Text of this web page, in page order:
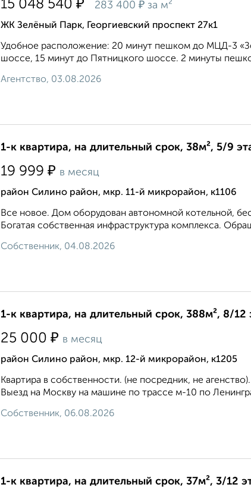
15 048 540 ₽ 283 400 ₽ за м²
ЖК Зелёный Парк, Георгиевский проспект 27к1
Удобное расположение: 20 минут пешком до МЦД-3
шоссе, 15 минут до Пятницкого шоссе. 2 минуты
Агентство, 03.08.2026
1-к квартира, на длительный срок, 38м², 5/9
19 999 ₽ в месяц
район Силино район, мкр. 11-й микрорайон, к1106
Все новое. Дом оборудован автономной котельной,
Богатая собственная инфраструктура комплекса.
Собственник, 04.08.2026
1-к квартира, на длительный срок, 388м², 8/12
25 000 ₽ в месяц
район Силино район, мкр. 12-й микрорайон, к1205
Квартира в собственности. (не посредник, не
Выезд на Москву на машине по трассе м-10 по
Собственник, 06.08.2026
1-к квартира, на длительный срок, 37м², 3/12